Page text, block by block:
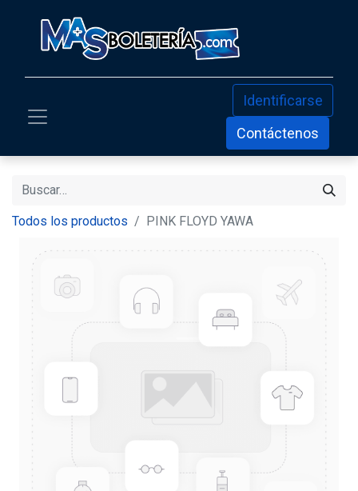
Identificarse
Contáctenos
Todos los productos PINK FLOYD YAWA